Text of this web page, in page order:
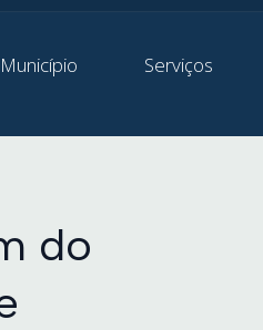
Município Serviços
do